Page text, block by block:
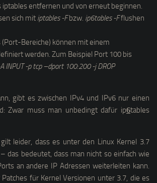
iptables entfernen und von erneut beginnen.
sich mit iptables -Fbzw. ip6tables -Fflushen
Bereiche) können mit einem
werden. Zum Beispiel Port 100 bis
INPUT -p tcp –dport 100:200 -j DROP
gibt es zwischen IPv4 und IPv6 nur einen
Zwar muss man unbedingt dafür ip6tables
leider, dass es unter den Linux Kernel 3.7
das bedeutet, dass man nicht so einfach wie
an andere IP Adressen weiterleiten kann.
für Kernel Versionen unter 3.7, die es